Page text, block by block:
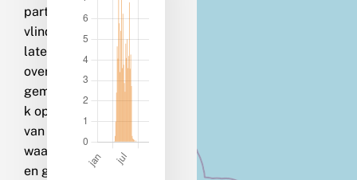
partieel. De
vlinders
laten zich
overdag
gemakkelij
k opjagen
van de
waardplant
en gaan